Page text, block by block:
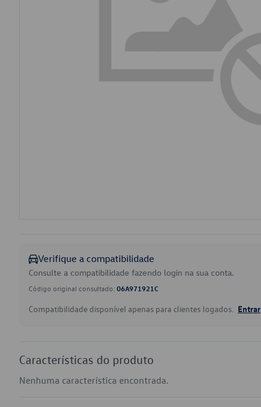
Verifique a compatibilidade
Consulte a compatibilidade fazendo login na sua conta.
Código original consultado: 06A971921C
Compatibilidade disponível apenas para clientes logados. Entrar
Características do produto
Nenhuma característica encontrada.